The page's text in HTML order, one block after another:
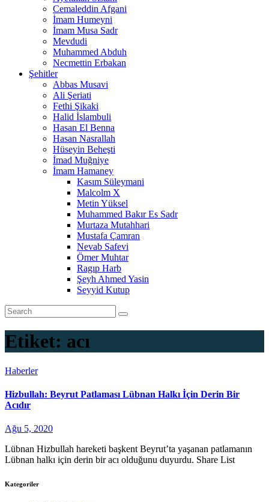
Cemaleddin Afgani
İmam Humeyni
İmam Musa Sadr
Mevdudi
Muhammed Abduh
Necmettin Erbakan
Şehitler
Abbas Musavi
Ali Şeriati
Fethi Şikaki
Halid İslambuli
Hasan El Benna
Hasan Nasrallah
Hüseyin Beheşti
İmad Muğniye
İmam Hamaney
Kasım Süleymani
Malcolm X
Metin Yüksel
Muhammed Bakır Es Sadr
Murtaza Mutahhari
Mustafa Çamran
Nevab Safevi
Ömer Muhtar
Ragıp Harb
Şeyh Ahmed Yasin
Seyyid Kutup
Etiket: acı
Haberler
Hizbullah: Beyrut Patlaması Lübnan Halkı İçin Derin Bir
Acıdır
Ağu 5, 2020
Lübnan Hizbullah hareketi başkent Beyrut’ta yaşanan patlamanın
Lübnan halkı için derin bir acı olduğunu duyurdu. Share List
Kategoriler